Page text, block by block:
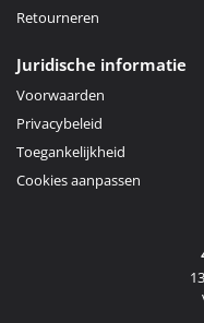
Retourneren
Juridische informatie
Voorwaarden
Privacybeleid
Toegankelijkheid
Cookies aanpassen